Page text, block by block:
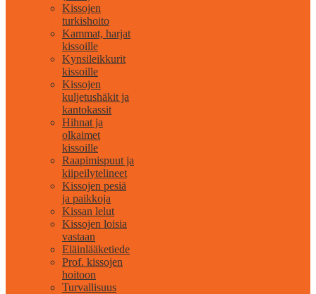
Kissojen
turkishoito
Kammat, harjat
kissoille
Kynsileikkurit
kissoille
Kissojen
kuljetushäkit ja
kantokassit
Hihnat ja
olkaimet
kissoille
Raapimispuut ja
kiipeilytelineet
Kissojen pesiä
ja paikkoja
Kissan lelut
Kissojen loisia
vastaan
Eläinlääketiede
Prof. kissojen
hoitoon
Turvallisuus